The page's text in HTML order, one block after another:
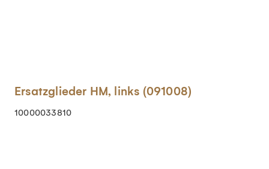
Ersatzglieder HM, links (091008)
10000033810